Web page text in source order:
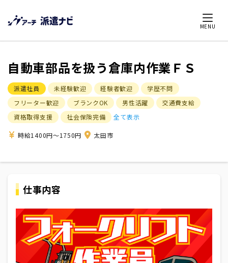
MENU
自動車部品を扱う倉庫内作業ＦＳ
派遣社員 未経験歓迎 経験者歓迎
学歴不問
フリーター歓迎
ブランクOK 男性活躍
交通費支給
資格取得支援
社会保険完備 全て表示
時給1400円～1750円 太田市
仕事内容